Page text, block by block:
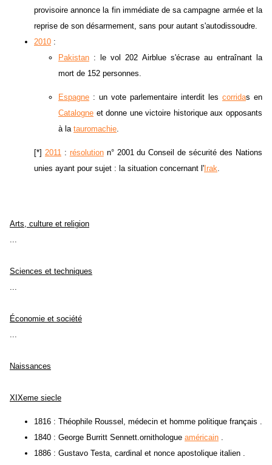
provisoire annonce la fin immédiate de sa campagne armée et la
reprise de son désarmement, sans pour autant s'autodissoudre.
2010 :
Pakistan : le vol 202 Airblue s'écrase au entraînant la
mort de 152 personnes.
Espagne : un vote parlementaire interdit les corridas en
Catalogne et donne une victoire historique aux opposants
à la tauromachie.
[*] 2011: résolutionn° 2001 du Conseil de sécurité des Nations
unies ayant pour sujet : la situation concernant l' Irak.
Arts, culture et religion
...
Sciences et techniques
...
Économie et société
...
Naissances
XIXeme siecle
1816 : Théophile Roussel, médecin et homme politique français .
1840 : George Burritt Sennett.ornithologue américain .
1886 : Gustavo Testa, cardinal et nonce apostolique italien .